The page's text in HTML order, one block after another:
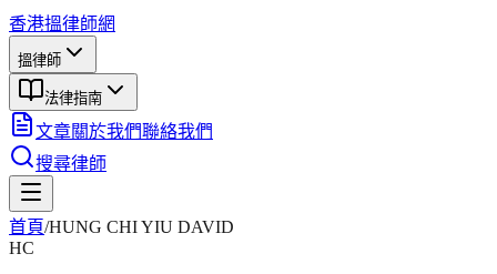
香港搵律師網
搵律師
法律指南
文章關於我們聯絡我們
搜尋律師
首頁/HUNG CHI YIU DAVID
HC